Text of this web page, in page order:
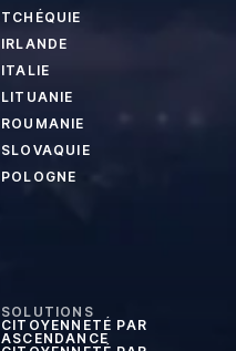
TCHÉQUIE
IRLANDE
ITALIE
LITUANIE
ROUMANIE
SLOVAQUIE
POLOGNE
SOLUTIONS
CITOYENNETÉ PAR
ASCENDANCE